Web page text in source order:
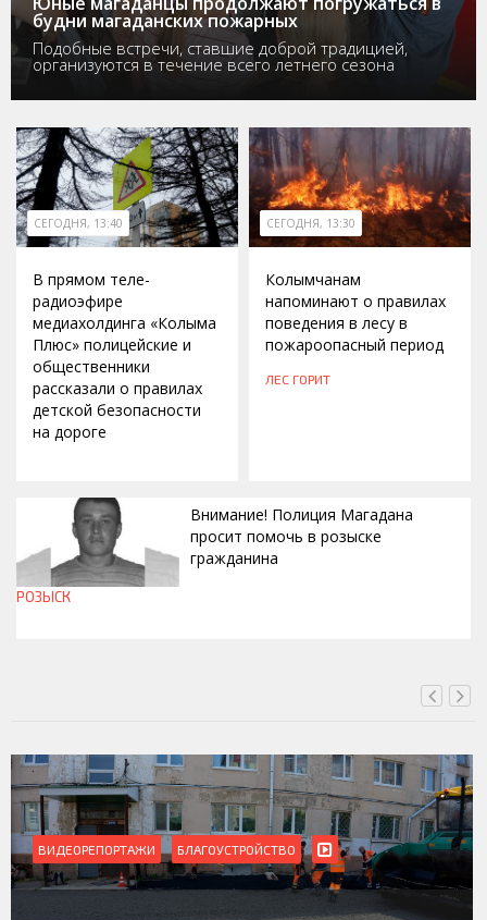
будни магаданских пожарных
Подобные встречи, ставшие доброй традицией,
организуются в течение всего летнего сезона
СЕГОДНЯ, 13:40
В прямом теле-
радиоэфире
медиахолдинга «Колыма
Плюс» полицейские и
общественники
рассказали о правилах
детской безопасности
на дороге
СЕГОДНЯ, 13:30
Колымчанам
напоминают о правилах
поведения в лесу в
пожароопасный период
ЛЕС ГОРИТ
Внимание! Полиция Магадана
просит помочь в розыске
гражданина
РОЗЫСК
ВИДЕОРЕПОРТАЖИ БЛАГОУСТРОЙСТВО